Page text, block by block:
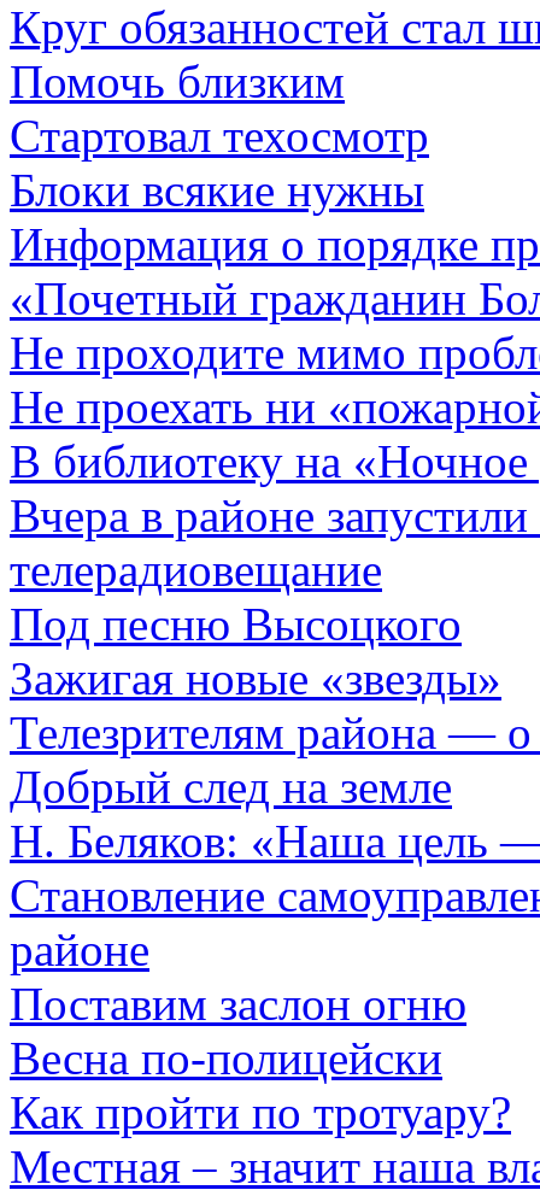
Круг обязанностей стал
Помочь близким
Стартовал техосмотр
Блоки всякие нужны
Информация о порядке
«Почетный гражданин
Не проходите мимо
Не проехать ни
В библиотеку на «Ночное
Вчера в районе
телерадиовещание
Под песню Высоцкого
Зажигая новые «звезды»
Телезрителям района —
Добрый след на земле
Н. Беляков: «Наша цель
Становление
районе
Поставим заслон огню
Весна по-полицейски
Как пройти по тротуару?
Местная – значит наша